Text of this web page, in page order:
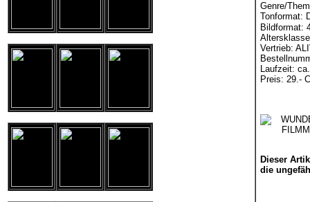
Genre/
Tonformat:
Bildformat:
Vertrieb:
Laufzeit:
Preis: 29.-
Dieser
die